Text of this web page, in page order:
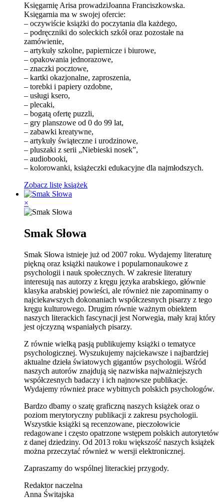
Księgarnię Arisa prowadziJoanna Franciszkowska.
Księgarnia ma w swojej ofercie:
– oczywiście książki do poczytania dla każdego,
– podręczniki do soleckich szkół oraz pozostałe na
zamówienie,
– artykuły szkolne, papiernicze i biurowe,
– opakowania jednorazowe,
– znaczki pocztowe,
– kartki okazjonalne, zaproszenia,
– torebki i papiery ozdobne,
– usługi ksero,
– plecaki,
– bogatą ofertę puzzli,
– gry planszowe od 0 do 99 lat,
– zabawki kreatywne,
– artykuły świąteczne i urodzinowe,
– pluszaki z serii „Niebieski nosek”,
– audiobooki,
– kolorowanki, książeczki edukacyjne dla najmłodszych.
Zobacz listę książek
×
Smak Słowa
Smak Słowa istnieje już od 2007 roku. Wydajemy literaturę
piękną oraz książki naukowe i popularnonaukowe z
psychologii i nauk społecznych. W zakresie literatury
interesują nas autorzy z kręgu języka arabskiego, głównie
klasyka arabskiej powieści, ale również nie zapominamy o
najciekawszych dokonaniach współczesnych pisarzy z tego
kręgu kulturowego. Drugim równie ważnym obiektem
naszych literackich fascynacji jest Norwegia, mały kraj który
jest ojczyzną wspaniałych pisarzy.
Z równie wielką pasją publikujemy książki o tematyce
psychologicznej. Wyszukujemy najciekawsze i najbardziej
aktualne dzieła światowych gigantów psychologii. Wśród
naszych autorów znajdują się nazwiska najważniejszych
współczesnych badaczy i ich najnowsze publikacje.
Wydajemy również prace wybitnych polskich psychologów.
Bardzo dbamy o szatę graficzną naszych książek oraz o
poziom merytoryczny publikacji z zakresu psychologii.
Wszystkie książki są recenzowane, pieczołowicie
redagowane i często opatrzone wstępem polskich autorytetów
z danej dziedziny. Od 2013 roku większość naszych książek
można przeczytać również w wersji elektronicznej.
Zapraszamy do wspólnej literackiej przygody.
Redaktor naczelna
Anna Świtajska